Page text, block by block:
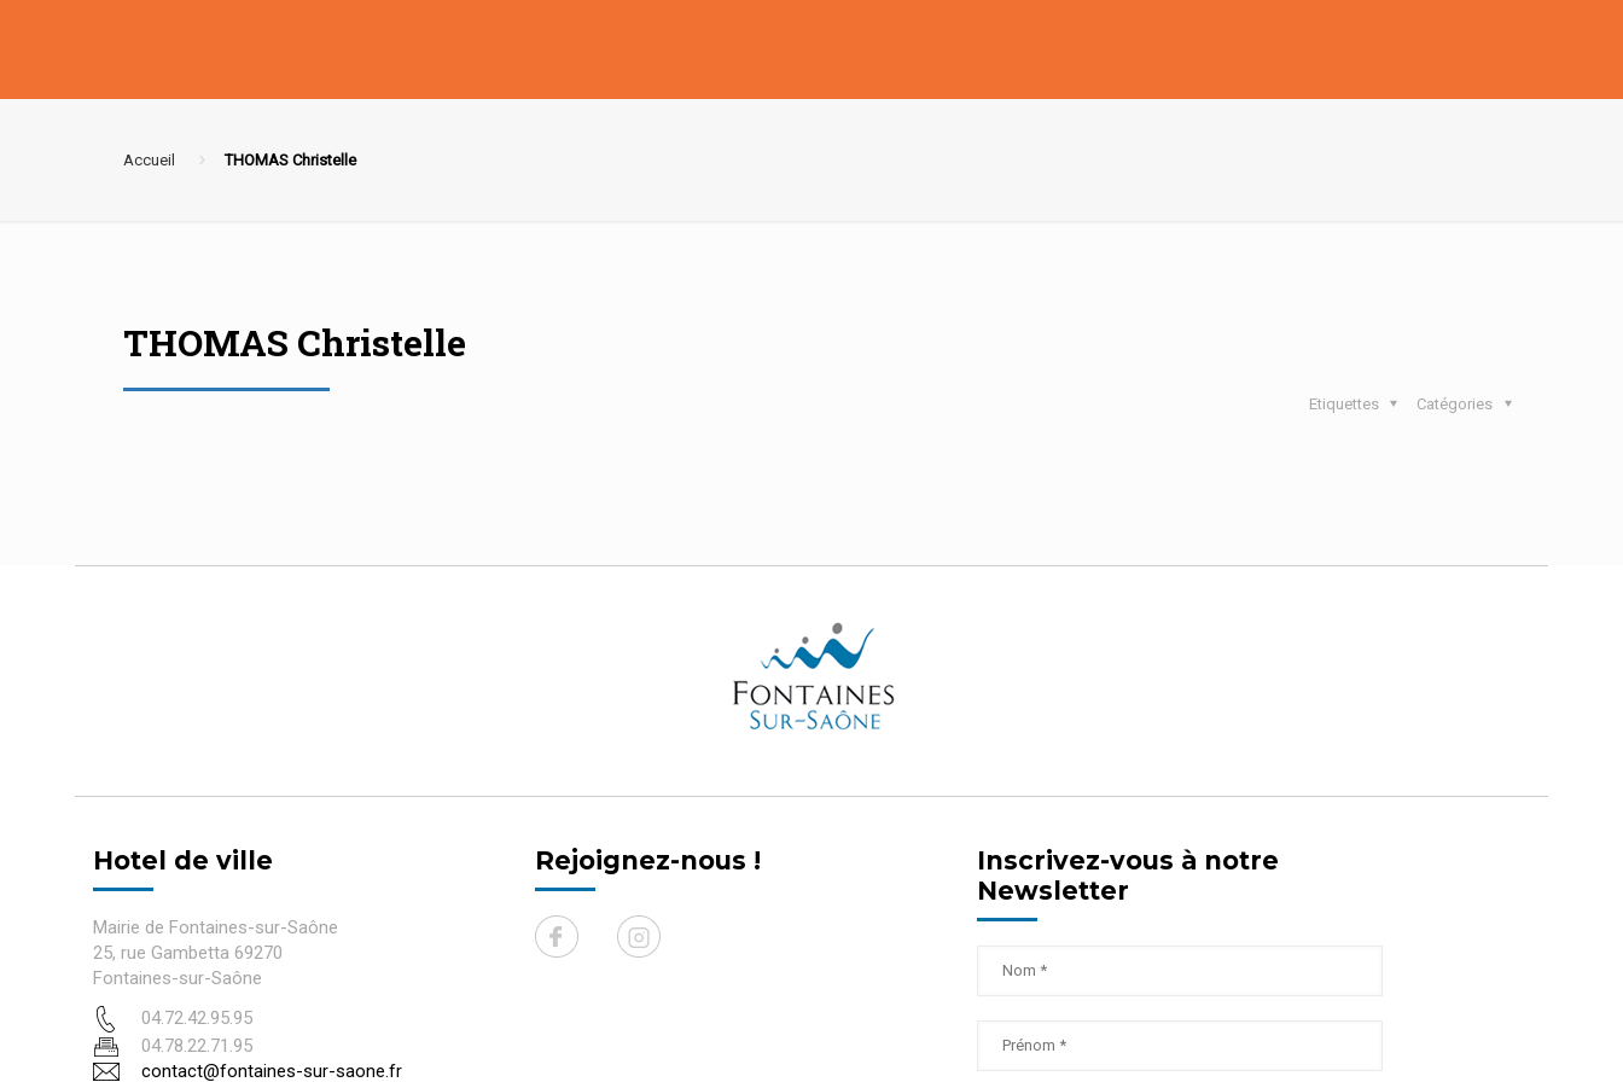
Accueil THOMAS Christelle
THOMAS Christelle
Catégories
Etiquettes
Hotel de ville
Mairie de Fontaines-sur-Saône
25, rue Gambetta 69270
Fontaines-sur-Saône
04.72.42.95.95
04.78.22.71.95
contact@fontaines-sur-saone.fr
Rejoignez-nous !
Inscrivez-vous à notre
Newsletter